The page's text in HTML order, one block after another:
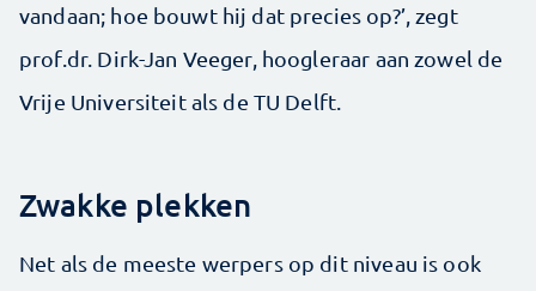
vandaan; hoe bouwt hij dat precies op?’, zegt
prof.dr. Dirk-Jan Veeger, hoogleraar aan zowel de
Vrije Universiteit als de TU Delft.
Zwakke plekken
Net als de meeste werpers op dit niveau is ook